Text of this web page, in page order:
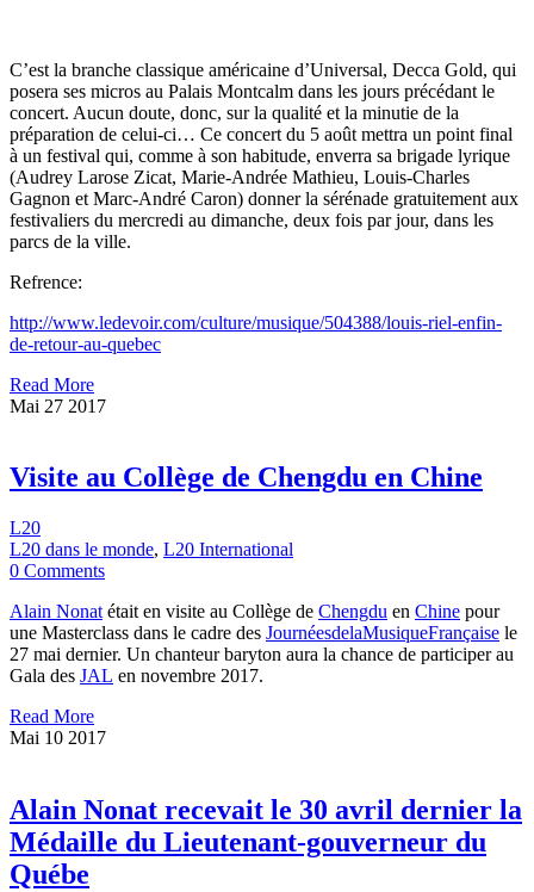
C’est la branche classique américaine d’Universal, Decca Gold, qui
posera ses micros au Palais Montcalm dans les jours précédant le
concert. Aucun doute, donc, sur la qualité et la minutie de la
préparation de celui-ci… Ce concert du 5 août mettra un point final
à un festival qui, comme à son habitude, enverra sa brigade lyrique
(Audrey Larose Zicat, Marie-Andrée Mathieu, Louis-Charles
Gagnon et Marc-André Caron) donner la sérénade gratuitement aux
festivaliers du mercredi au dimanche, deux fois par jour, dans les
parcs de la ville.
Refrence:
http://www.ledevoir.com/culture/musique/504388/louis-riel-enfin-
de-retour-au-quebec
Read More
Mai 27 2017
Visite au Collège de Chengdu en Chine
L20
L20 dans le monde, L20 International
0 Comments
Alain Nonat était en visite au Collège de Chengdu en Chine pour
une Masterclass dans le cadre des JournéesdelaMusiqueFrançaise le
27 mai dernier. Un chanteur baryton aura la chance de participer au
Gala des JAL en novembre 2017.
Read More
Mai 10 2017
Alain Nonat recevait le 30 avril dernier la
Médaille du Lieutenant-gouverneur du
Québe